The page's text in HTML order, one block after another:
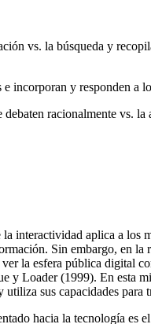
vs. la búsqueda y
incorporan y responden a
debaten racionalmente vs.
interactividad aplica a los
Sin embargo, en
la esfera pública digital
y Loader (1999). En esta
sus capacidades para
hacia la tecnología es